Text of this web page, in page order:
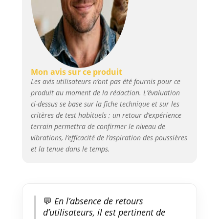
【Effet d'aspiration des
poussières】La ponceuse
excentrique de 6 pouces utilise
du papier abrasif en maille
(P80/P120/P180/P220/P320) pour
réduire les obstructions causées
par l'accumulation de
poussière. Cette machine est
adaptée pour le polissage de
base et intermédiaire. La
ponceuse est compatible avec
des aspirateurs de Ø 35 pour
une aspiration efficace des
poussières 【Moteur sans balais
puissant】Le moteur EC sans
forme de la poignée s'adapte à
votre main comme un gant.
Mon avis sur ce produit
Les avis utilisateurs n’ont pas été fournis pour ce
produit au moment de la rédaction. L’évaluation
ci-dessus se base sur la fiche technique et sur les
critères de test habituels ; un retour d’expérience
terrain permettra de confirmer le niveau de
vibrations, l’efficacité de l’aspiration des poussières
et la tenue dans le temps.
💬 En l’absence de retours
d’utilisateurs, il est pertinent de